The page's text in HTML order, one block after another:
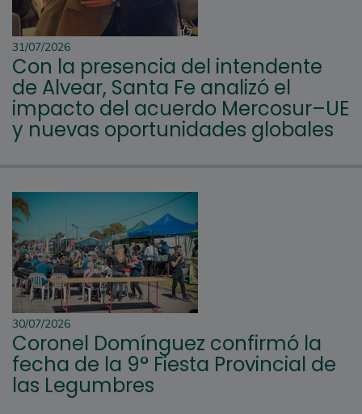
31/07/2026
Con la presencia del intendente
de Alvear, Santa Fe analizó el
impacto del acuerdo Mercosur–UE
y nuevas oportunidades globales
30/07/2026
Coronel Domínguez confirmó la
fecha de la 9° Fiesta Provincial de
las Legumbres